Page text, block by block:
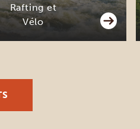
Rafting et
Vélo